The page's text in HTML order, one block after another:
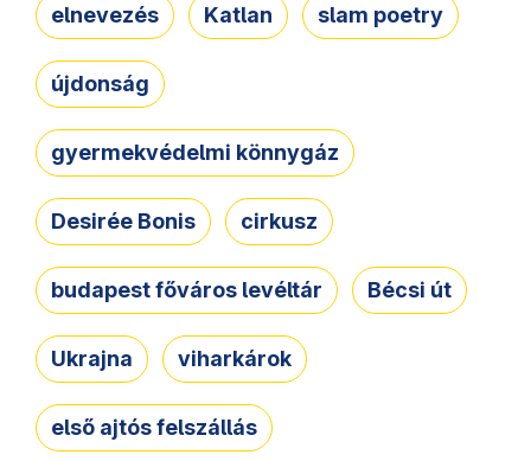
elnevezés Katlan slam poetry
újdonság
gyermekvédelmi könnygáz
Desirée Bonis cirkusz
budapest főváros levéltár Bécsi út
Ukrajna viharkárok
első ajtós felszállás